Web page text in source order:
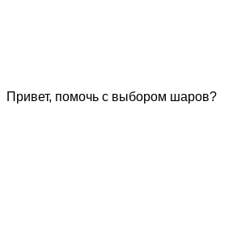
Привет, помочь с выбором шаров?